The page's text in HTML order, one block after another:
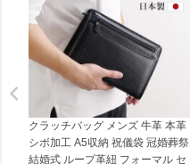
クラッチバッグ メンズ 牛革 本革
シボ加工 A5収納 祝儀袋 冠婚葬祭
結婚式 ループ革紐 フォーマル セ